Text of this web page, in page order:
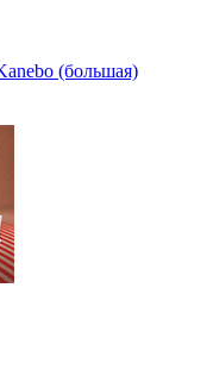
(большая)